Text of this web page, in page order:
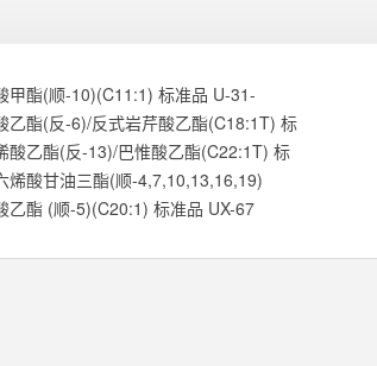
甲酯(顺-10)(C11:1) 标准品 U-31-
乙酯(反-6)/反式岩芹酸乙酯(C18:1T) 标
酸乙酯(反-13)/巴惟酸乙酯(C22:1T) 标
烯酸甘油三酯(顺-4,7,10,13,16,19)
乙酯 (顺-5)(C20:1) 标准品 UX-67